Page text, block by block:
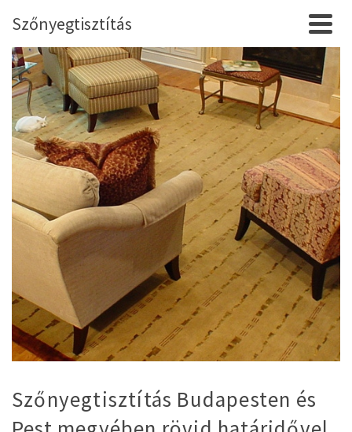
Szőnyegtisztítás
Szőnyegtisztítás Budapesten és